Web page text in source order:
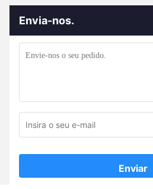
Envia-nos.
Enviar